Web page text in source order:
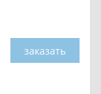
заказать